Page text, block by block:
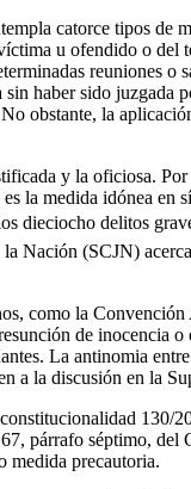
catorce tipos de
u ofendido o
reuniones
haber sido
obstante, la
y la oficiosa.
la medida idónea
dieciocho delitos
Nación (SCJN)
como la
de inocencia
La antinomia
la discusión en la
párrafo séptimo,
medida precautoria.